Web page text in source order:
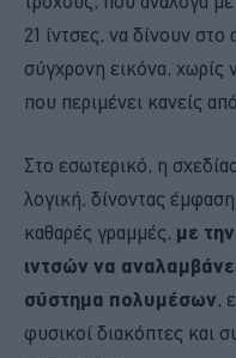
21 ίντσες, να δίνουν στο
σύγχρονη εικόνα, χωρίς
που περιμένει κανείς
Στο εσωτερικό, η
λογική, δίνοντας
καθαρές γραμμές, με
ιντσών να
σύστημα πολυμέσων,
φυσικοί διακόπτες και